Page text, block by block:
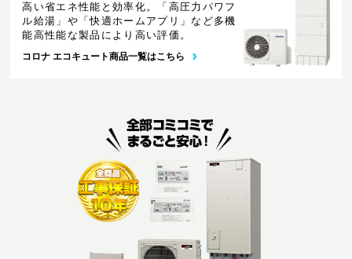
高い省エネ性能と効率化。「高圧力パワフ
ル給湯」や「快適ホームアプリ」など多機
能高性能な製品により高い評価。
コロナ エコキュート商品一覧はこちら